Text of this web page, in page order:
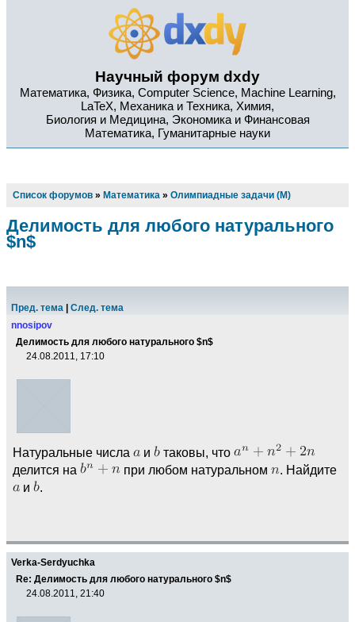
Научный форум dxdy
Математика, Физика, Computer Science, Machine Learning,
LaTeX, Механика и Техника, Химия,
Биология и Медицина, Экономика и Финансовая
Математика, Гуманитарные науки
Список форумов » Математика » Олимпиадные задачи (М)
Делимость для любого натурального
$n$
Пред. тема
След. тема
nnosipov
Делимость для любого натурального $n$
24.08.2011, 17:10
Натуральные числа и
таковы, что
делится на
при любом натуральном
. Найдите
и
.
Verka-Serdyuchka
Re: Делимость для любого натурального $n$
24.08.2011, 21:40